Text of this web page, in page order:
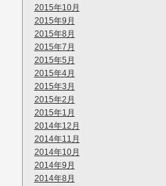
2015年10月
2015年9月
2015年8月
2015年7月
2015年5月
2015年4月
2015年3月
2015年2月
2015年1月
2014年12月
2014年11月
2014年10月
2014年9月
2014年8月